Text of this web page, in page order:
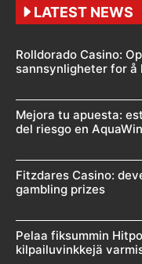
LATEST NEWS
Rolldorado Casino:
sannsynligheter for å
Mejora tu apuesta:
del riesgo en
Fitzdares Casino:
gambling prizes
Pelaa fiksummin
kilpailuvinkkejä